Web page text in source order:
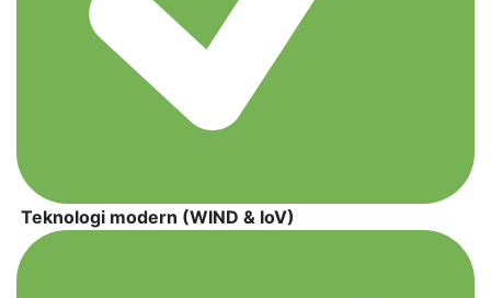
Teknologi modern (WIND & IoV)